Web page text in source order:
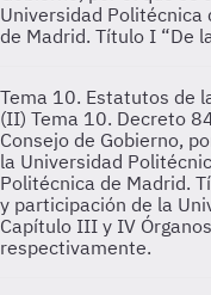
Universidad Politécnica
de Madrid. Título I “De
Tema 10. Estatutos de
(II) Tema 10. Decreto
Consejo de Gobierno,
la Universidad
Politécnica de Madrid.
y participación de la
Capítulo III y IV
respectivamente.